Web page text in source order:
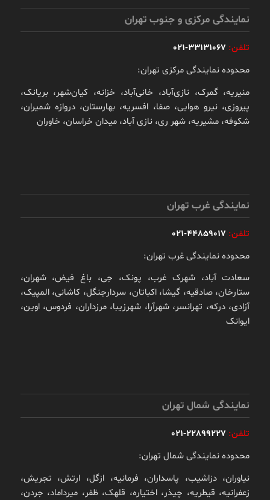
نمایندگی مرکزی و جنوب تهران
تلفن: 33131067-021
محدوده نمایندگی مرکزی تهران:
منیریه، گمرک، نازی‌آباد، خانی‌آباد، خزانه، کیان‌شهر، بریانک،
پیروزی، نیرو هوایی، صفا، افسریه، بهارستان، دروازه شمیران،
شکوفه، مشیریه، شهر ری، نازی آباد، میدان خراسان، خاوران
نمایندگی غرب تهران
تلفن: 44859017-021
محدوده نمایندگی غرب تهران:
سعادت آباد، شهرک غرب، پونک، جی، باغ فیض، شهران،
ستارخان، صادقیه، گیشا، اکباتان، سردارجنگل، کاشانی، المپیک،
آزادی، درکه، تهرانسر، شهرآرا، شهرزیبا، مرزداران، فردوس، اوین،
ایوانک
نمایندگی شمال تهران
تلفن: 22899227-021
محدوده نمایندگی شمال تهران:
نیاوران، دزاشیب، پاسداران، فرمانیه، ازگل، ارتش، تجریش،
زعفرانیه، قیطریه، چیذر، اختیاره، قلهک، ظفر، میرداماد، جردن،